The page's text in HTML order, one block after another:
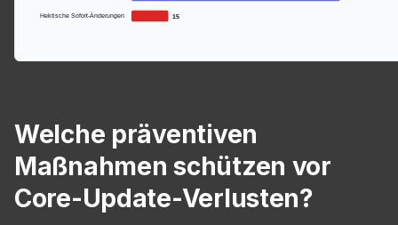
Hektische Sofort-Änderungen 15
Welche präventiven
Maßnahmen schützen vor
Core-Update-Verlusten?